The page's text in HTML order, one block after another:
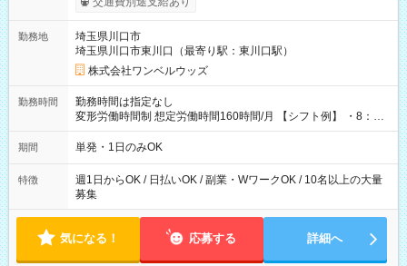
ンビニATMから 日払い分を引き落とせます！ 【試用期間】試
勤務地
埼玉県川口市
埼玉県川口市東川口（最寄り駅：東川口駅）
株式会社ワンベルウッズ
勤務時間
勤務時間は指定なし
変形労働時間制 想定労働時間160時間/月 【シフト例】 ・8：00
～21：00
期間 単発・1日のみOK
特徴
週1日からOK / 日払いOK / 副業・WワークOK / 10名以上の大量
募集
気になる！ 応募する 詳細へ